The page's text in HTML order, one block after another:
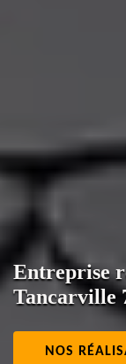
Entreprise
Tancarville
NOS